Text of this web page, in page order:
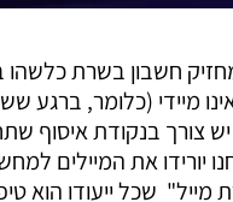
חשבון בשרת כלשהו
מיידי (כלומר, ברגע
צורך בנקודת איסוף
יורידו את המיילים
שכל ייעודו הוא